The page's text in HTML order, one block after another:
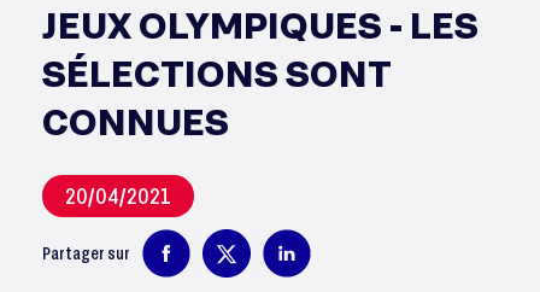
JEUX OLYMPIQUES - LES
SÉLECTIONS SONT
CONNUES
20/04/2021
Partager sur